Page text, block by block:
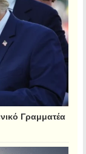
Γραμματέα